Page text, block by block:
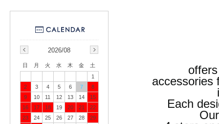
accessories
Each
2026/08
日 月 火 水 木 金
土
1
2
3 4 5 6 7
8
9
10 11 12 13 14
15
16
17 18 19 20 21
22
23
24 25 26 27 28
29